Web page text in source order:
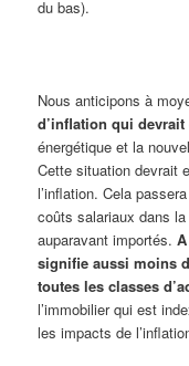
du bas).
Nous anticipons à
d’inflation qui
énergétique et la
Cette situation devrait
l’inflation. Cela
coûts salariaux dans
auparavant importés.
signifie aussi moins
toutes les classes
l’immobilier qui est
les impacts de